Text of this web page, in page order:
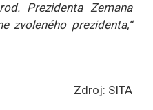
Prezidenta Zemana
zvoleného prezidenta,“
Zdroj: SITA